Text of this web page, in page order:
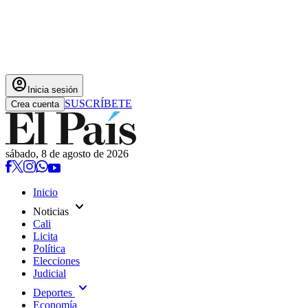
account_circle Inicia sesión
Crea cuenta SUSCRÍBETE
sábado, 8 de agosto de 2026
Inicio
Noticias expand_more
Cali
Licita
Política
Elecciones
Judicial
Deportes expand_more
Economía